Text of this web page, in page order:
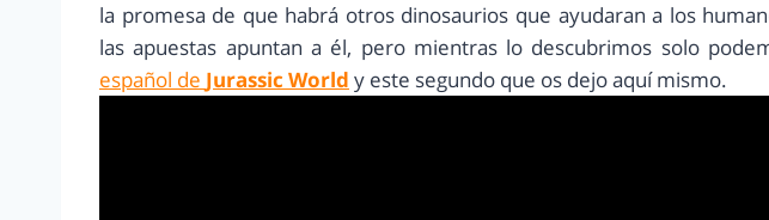
la promesa de que habrá otros dinosaurios que ayudaran a los
las apuestas apuntan a él, pero mientras lo descubrimos solo
español de Jurassic World y este segundo que os dejo aquí mismo.